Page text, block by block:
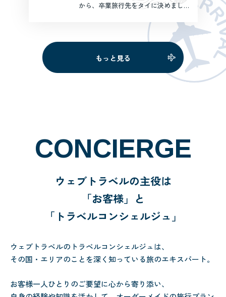
から、卒業旅行先をタイに決めまし
旅行で旅行スケジュールがなかなか
形にならず…。そんな中、担当のコン
シェルジュさんに相談させていただ
いたところ、希望に沿った […]
もっと見る
CONCIERGE
ウェブトラベルの主役は
「お客様」と
「トラベルコンシェルジュ」
ウェブトラベルのトラベルコンシェルジュは、
その国・エリアのことを深く知っている旅のエキスパート。
お客様一人ひとりのご要望に心から寄り添い、